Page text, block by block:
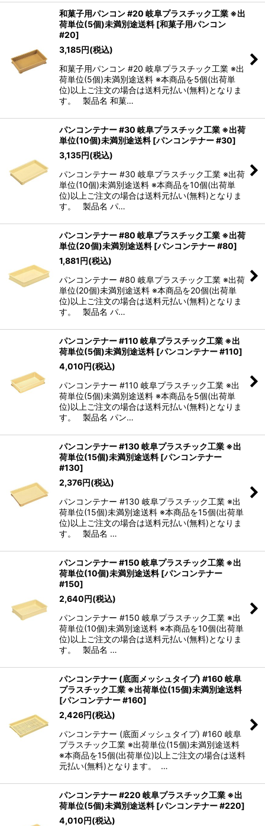
和菓子用パンコン #20 岐阜プラスチック工業 ※出
荷単位(5個)未満別途送料 [和菓子用パンコン
#20]
3,185円(税込)
和菓子用パンコン #20 岐阜プラスチック工業 ※出
荷単位(5個)未満別途送料 ※本商品を5個(出荷単
位)以上ご注文の場合は送料元払い(無料)となりま
す。 製品名 和菓…
パンコンテナー #30 岐阜プラスチック工業 ※出荷
単位(10個)未満別途送料 [パンコンテナー #30]
3,135円(税込)
パンコンテナー #30 岐阜プラスチック工業 ※出荷
単位(10個)未満別途送料 ※本商品を10個(出荷単
位)以上ご注文の場合は送料元払い(無料)となりま
す。 製品名 パ…
パンコンテナー #80 岐阜プラスチック工業 ※出荷
単位(20個)未満別途送料 [パンコンテナー #80]
1,881円(税込)
パンコンテナー #80 岐阜プラスチック工業 ※出荷
単位(20個)未満別途送料 ※本商品を20個(出荷単
位)以上ご注文の場合は送料元払い(無料)となりま
す。 製品名 パ…
パンコンテナー #110 岐阜プラスチック工業 ※出
荷単位(5個)未満別途送料 [パンコンテナー #110]
4,010円(税込)
パンコンテナー #110 岐阜プラスチック工業 ※出
荷単位(5個)未満別途送料 ※本商品を5個(出荷単
位)以上ご注文の場合は送料元払い(無料)となりま
す。 製品名 パン…
パンコンテナー #130 岐阜プラスチック工業 ※出
荷単位(15個)未満別途送料 [パンコンテナー
#130]
2,376円(税込)
パンコンテナー #130 岐阜プラスチック工業 ※出
荷単位(15個)未満別途送料 ※本商品を15個(出荷単
位)以上ご注文の場合は送料元払い(無料)となりま
す。 製品名 …
パンコンテナー #150 岐阜プラスチック工業 ※出
荷単位(10個)未満別途送料 [パンコンテナー
#150]
2,640円(税込)
パンコンテナー #150 岐阜プラスチック工業 ※出
荷単位(10個)未満別途送料 ※本商品を10個(出荷単
位)以上ご注文の場合は送料元払い(無料)となりま
す。 製品名 …
パンコンテナー (底面メッシュタイプ) #160 岐阜
プラスチック工業 ※出荷単位(15個)未満別途送料
[パンコンテナー #160]
2,426円(税込)
パンコンテナー (底面メッシュタイプ) #160 岐阜
プラスチック工業 ※出荷単位(15個)未満別途送料
※本商品を15個(出荷単位)以上ご注文の場合は送料
元払い(無料)となります。 …
パンコンテナー #220 岐阜プラスチック工業 ※出
荷単位(5個)未満別途送料 [パンコンテナー #220]
4,010円(税込)